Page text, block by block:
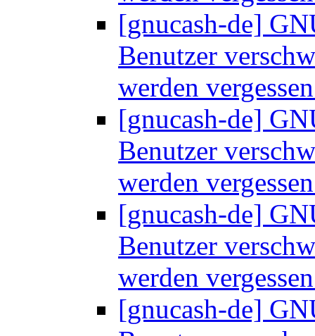
[gnucash-de]
Benutzer
werden
[gnucash-de]
Benutzer
werden
[gnucash-de]
Benutzer
werden
[gnucash-de]